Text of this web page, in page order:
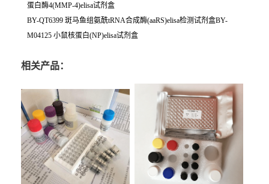
蛋白酶4(MMP-4)elisa试剂盒
BY-QT6399 斑马鱼组氨酰tRNA合成酶(aaRS)elisa检测试剂盒BY-
M04125 小鼠核蛋白(NP)elisa试剂盒
相关产品：